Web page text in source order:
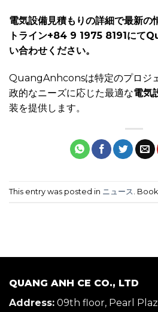
電気設備見積もりの詳細で最新の
トライン+84 9 1975 8191にて
い合わせください。
QuangAnhconsは特定のプロジ
政的なニーズに応じた最適な電気
装を提供します。
This entry was posted in ニュース .
QUANG ANH CE CO., LTD
Address: 09th floor, Pearl